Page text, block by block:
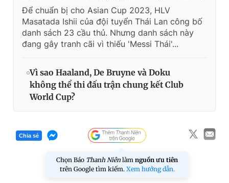
Để chuẩn bị cho Asian Cup 2023, HLV
Masatada Ishii của đội tuyển Thái Lan công bố
danh sách 23 cầu thủ. Nhưng danh sách này
đang gây tranh cãi vì thiếu 'Messi Thái'...
Vì sao Haaland, De Bruyne và Doku
không thể thi đấu trận chung kết Club
World Cup?
Chia sẻ
Chọn Báo Thanh Niên làm nguồn ưu tiên
trên Google tìm kiếm. Xem hướng dẫn.